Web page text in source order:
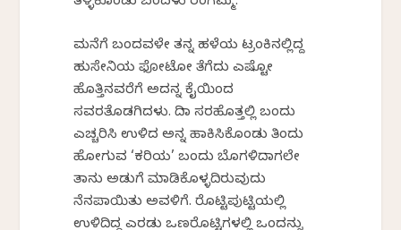
ಮನೆಗೆ ಬಂದವಳೇ ತನ್ನ ಹಳೆಯ ಟ್ರಂಕಿನಲ್ಲಿದ್ದ
ಹುಸೇನಿಯ ಫೋಟೋ ತೆಗೆದು ಎಷ್ಟೋ
ಹೊತ್ತಿನವರೆಗೆ ಅದನ್ನ ಕೈಯಿಂದ
ಸವರತೊಡಗಿದಳು. ದಿನಾ ಸರಹೊತ್ತಲ್ಲಿ ಬಂದು
ಎಚ್ಚರಿಸಿ ಉಳಿದ ಅನ್ನ ಹಾಕಿಸಿಕೊಂಡು ತಿಂದು
ಹೋಗುವ ‘ಕರಿಯ’ ಬಂದು ಬೊಗಳಿದಾಗಲೇ
ತಾನು ಅಡುಗೆ ಮಾಡಿಕೊಳ್ಳದಿರುವುದು
ನೆನಪಾಯಿತು ಅವಳಿಗೆ. ರೊಟ್ಟಿಪುಟ್ಟಿಯಲ್ಲಿ
ಉಳಿದಿದ್ದ ಎರಡು ಒಣರೊಟ್ಟಿಗಳಲ್ಲಿ ಒಂದನ್ನು